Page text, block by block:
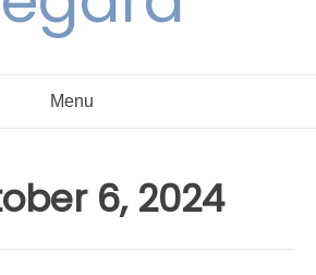
Menu
6, 2024